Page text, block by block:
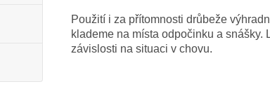
Použití i za přítomnosti drůbeže
klademe na místa odpočinku a
závislosti na situaci v chovu.